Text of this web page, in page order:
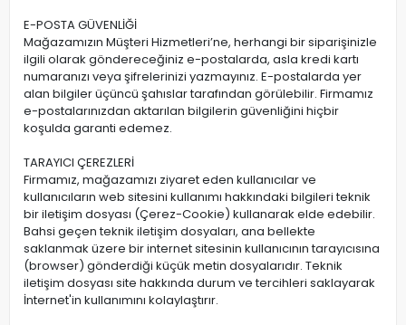
E-POSTA GÜVENLİĞİ
Mağazamızın Müşteri Hizmetleri’ne, herhangi bir siparişinizle
ilgili olarak göndereceğiniz e-postalarda, asla kredi kartı
numaranızı veya şifrelerinizi yazmayınız. E-postalarda yer
alan bilgiler üçüncü şahıslar tarafından görülebilir. Firmamız
e-postalarınızdan aktarılan bilgilerin güvenliğini hiçbir
koşulda garanti edemez.
TARAYICI ÇEREZLERİ
Firmamız, mağazamızı ziyaret eden kullanıcılar ve
kullanıcıların web sitesini kullanımı hakkındaki bilgileri teknik
bir iletişim dosyası (Çerez-Cookie) kullanarak elde edebilir.
Bahsi geçen teknik iletişim dosyaları, ana bellekte
saklanmak üzere bir internet sitesinin kullanıcının tarayıcısına
(browser) gönderdiği küçük metin dosyalarıdır. Teknik
iletişim dosyası site hakkında durum ve tercihleri saklayarak
İnternet'in kullanımını kolaylaştırır.